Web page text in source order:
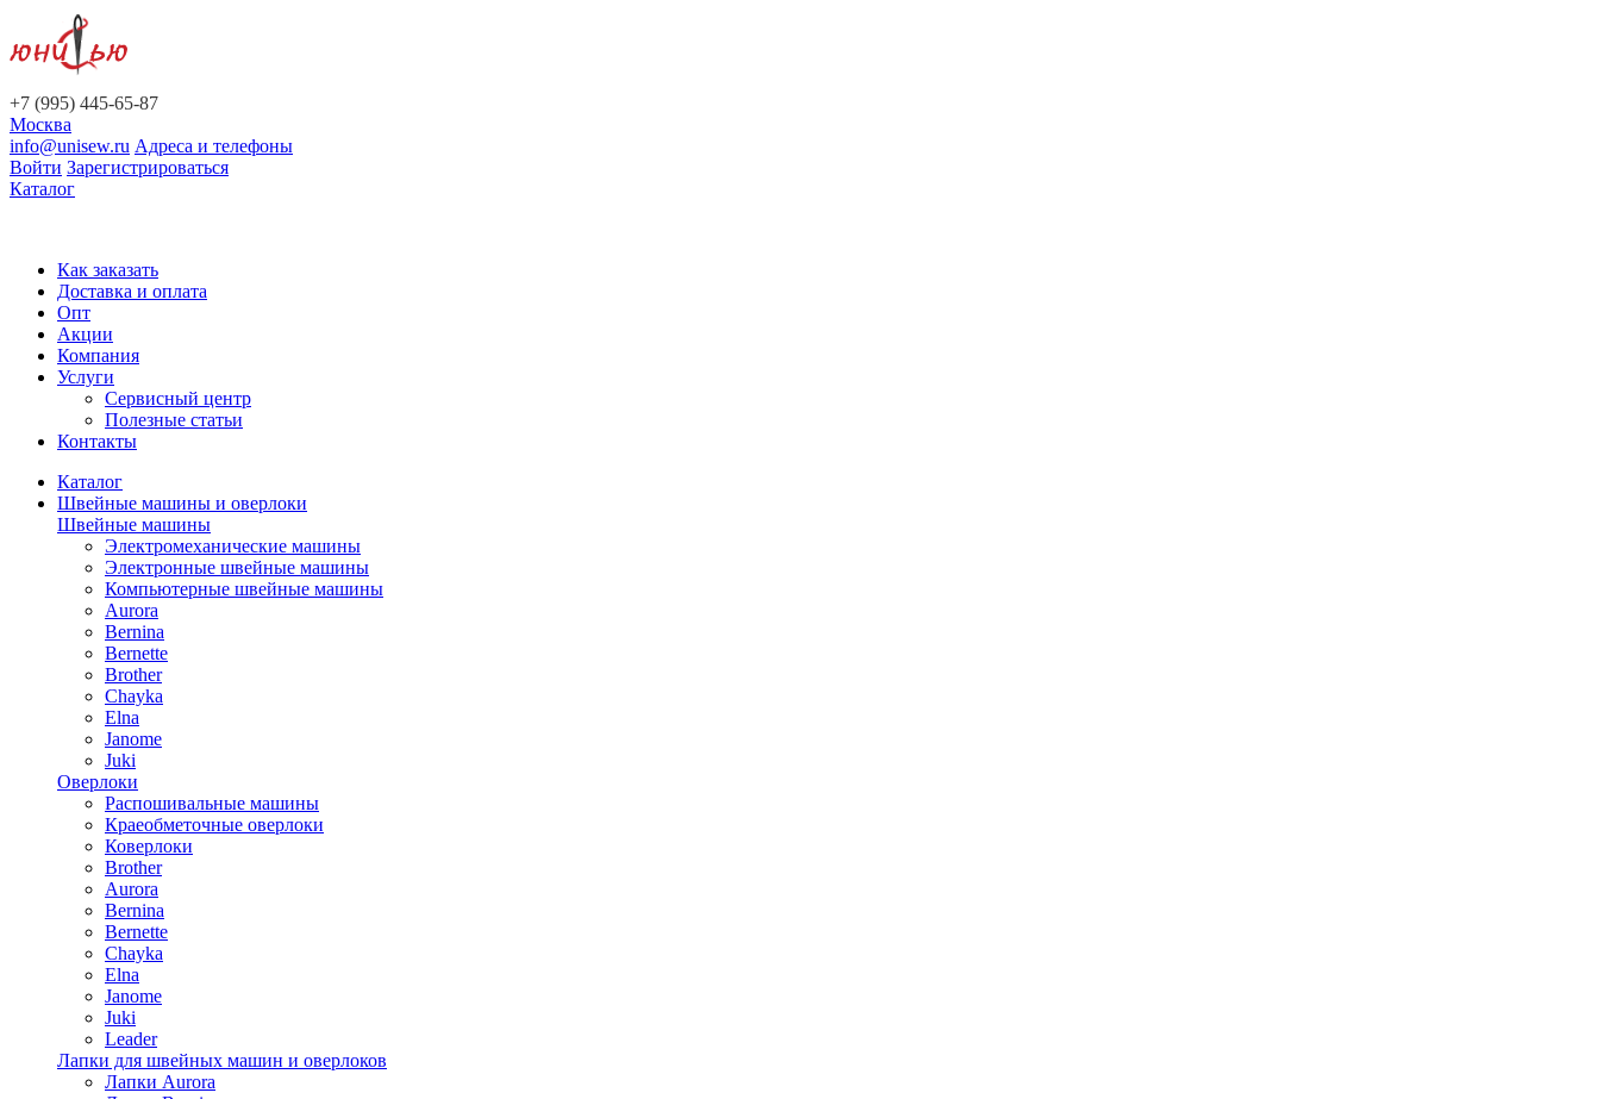
+7 (995) 445-65-87
Москва
info@unisew.ru Адреса и телефоны
Войти Зарегистрироваться
Каталог
Как заказать
Доставка и оплата
Опт
Акции
Компания
Услуги
Сервисный центр
Полезные статьи
Контакты
Каталог
Швейные машины и оверлоки
Швейные машины
Электромеханические машины
Электронные швейные машины
Компьютерные швейные машины
Aurora
Bernina
Bernette
Brother
Chayka
Elna
Janome
Juki
Оверлоки
Распошивальные машины
Краеобметочные оверлоки
Коверлоки
Brother
Aurora
Bernina
Bernette
Chayka
Elna
Janome
Juki
Leader
Лапки для швейных машин и оверлоков
Лапки Aurora